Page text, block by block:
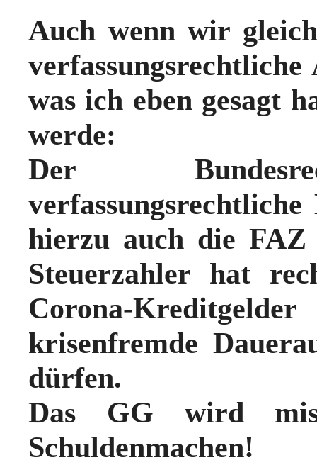
Auch wenn wir
was ich eben gesagt
werde:
Der
hierzu auch die
Steuerzahler hat
Corona-
krisenfremde
dürfen.
Das GG wird
Schuldenmachen!